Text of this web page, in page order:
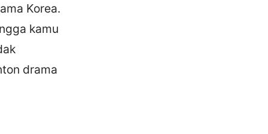
Korea.
kamu
drama